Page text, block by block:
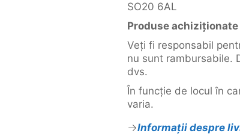
SO20 6AL
Produse
Veți fi responsabil
nu sunt rambursabile.
dvs.
În funcție de locul în
varia.
Informații despre